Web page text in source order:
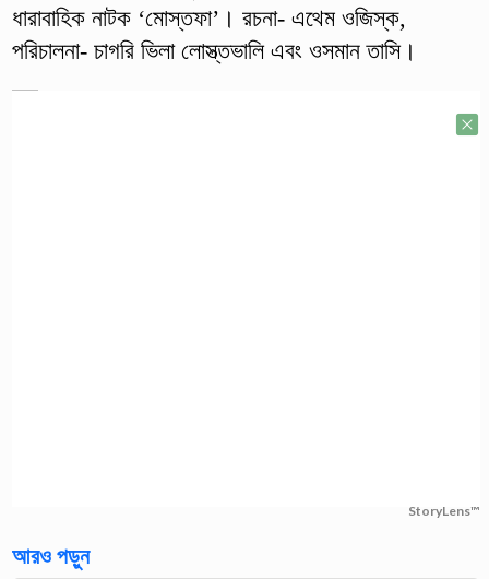
ধারাবাহিক নাটক ‘মোস্তফা’। রচনা- এথেম ওজিস্ক,
পরিচালনা- চাগরি ভিলা লোস্ত্তভালি এবং ওসমান তাসি।
StoryLens™
আরও পড়ুন